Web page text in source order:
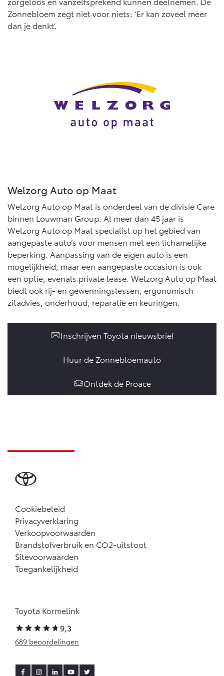
Zonnebloem zegt niet voor niets: ‘Er kan zoveel meer
dan je denkt’.
Welzorg Auto op Maat
Welzorg Auto op Maat is onderdeel van de divisie Care
binnen Louwman Group. Al meer dan 45 jaar is
Welzorg Auto op Maat specialist op het gebied van
aangepaste auto’s voor mensen met een lichamelijke
beperking. Aanpassing van de eigen auto is een
mogelijkheid, maar een aangepaste occasion is ook
een optie, evenals private lease. Welzorg Auto op Maat
biedt ook rij- en gewenningslessen, ergonomisch
zitadvies, onderhoud, reparatie en keuringen.
Inschrijven Toyota nieuwsbrief
Huur de Zonnebloemauto
Ontdek de Proace
Cookiebeleid
Privacyverklaring
Verkoopvoorwaarden
Brandstofverbruik en CO2-uitstoot
Sitevoorwaarden
Toegankelijkheid
Toyota Kormelink
9,3
689 beoordelingen